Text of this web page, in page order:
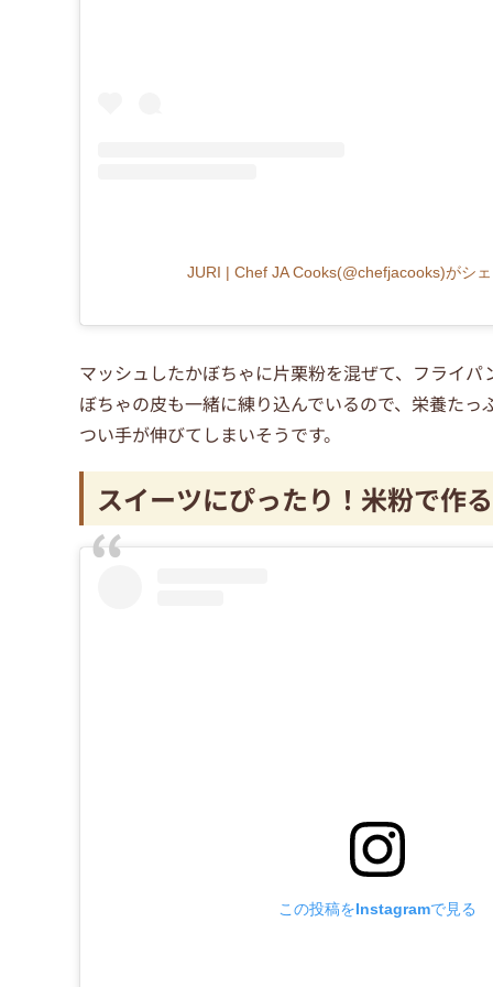
JURI | Chef JA Cooks(@chefjacooks)がシ
マッシュしたかぼちゃに片栗粉を混ぜて、フライ
ぼちゃの皮も一緒に練り込んでいるので、栄養た
つい手が伸びてしまいそうです。
スイーツにぴったり！米粉で作
この投稿をInstagramで見る